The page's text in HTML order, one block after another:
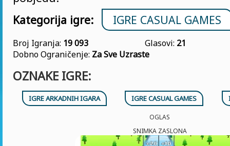
Kategorija igre:
IGRE CASUAL GAMES
Broj Igranja: 19 093 Glasovi: 21
Dobno Ograničenje: Za Sve Uzraste
OZNAKE IGRE:
IGRE ARKADNIH IGARA IGRE CASUAL GAMES
OGLAS
SNIMKA ZASLONA